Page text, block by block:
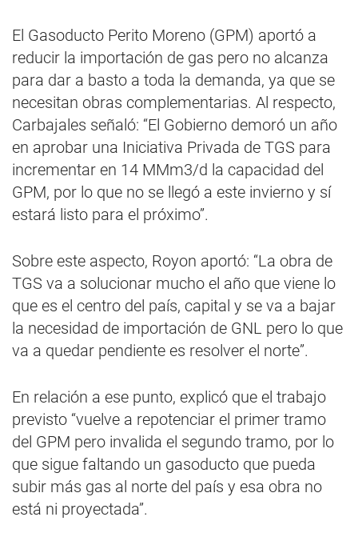
El Gasoducto Perito Moreno (GPM) aportó a
reducir la importación de gas pero no alcanza
para dar a basto a toda la demanda, ya que se
necesitan obras complementarias. Al respecto,
Carbajales señaló: “El Gobierno demoró un año
en aprobar una Iniciativa Privada de TGS para
incrementar en 14 MMm3/d la capacidad del
GPM, por lo que no se llegó a este invierno y sí
estará listo para el próximo”.
Sobre este aspecto, Royon aportó: “La obra de
TGS va a solucionar mucho el año que viene lo
que es el centro del país, capital y se va a bajar
la necesidad de importación de GNL pero lo que
va a quedar pendiente es resolver el norte”.
En relación a ese punto, explicó que el trabajo
previsto “vuelve a repotenciar el primer tramo
del GPM pero invalida el segundo tramo, por lo
que sigue faltando un gasoducto que pueda
subir más gas al norte del país y esa obra no
está ni proyectada”.